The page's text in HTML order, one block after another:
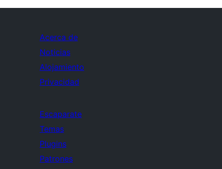
Acerca de
Noticias
Alojamiento
Privacidad
Escaparate
Temas
Plugins
Patrones